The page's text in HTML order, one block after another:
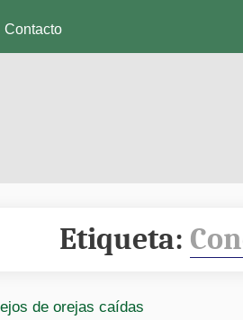
Contacto
Etiqueta: